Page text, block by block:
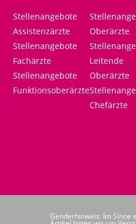
Stellenangebote
Assistenzärzte
Stellenangebote
Fachärzte
Stellenangebote
Funktionsoberärzte
Oberärzte
Leitende
Oberärzte
Chefärzte
Genderhinweis: Im